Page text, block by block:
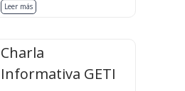
Leer más
Charla
Informativa GETI